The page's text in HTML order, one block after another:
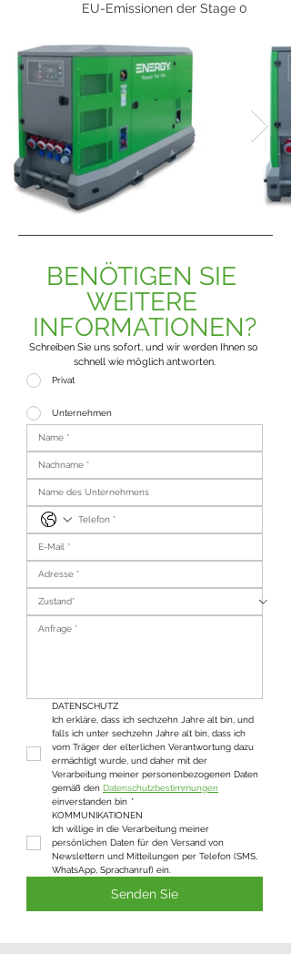
EU-Emissionen der Stage 0
BENÖTIGEN SIE
WEITERE
INFORMATIONEN?
Schreiben Sie uns sofort, und wir werden Ihnen so
schnell wie möglich antworten.
Privat
Unternehmen
DATENSCHUTZ
Ich erkläre, dass ich sechzehn Jahre alt bin, und
falls ich unter sechzehn Jahre alt bin, dass ich
vom Träger der elterlichen Verantwortung dazu
ermächtigt wurde, und daher mit der
Verarbeitung meiner personenbezogenen Daten
gemäß den Datenschutzbestimmungen
einverstanden bin *
KOMMUNIKATIONEN
Ich willige in die Verarbeitung meiner
persönlichen Daten für den Versand von
Newslettern und Mitteilungen per Telefon (SMS,
WhatsApp, Sprachanruf) ein.
Senden Sie